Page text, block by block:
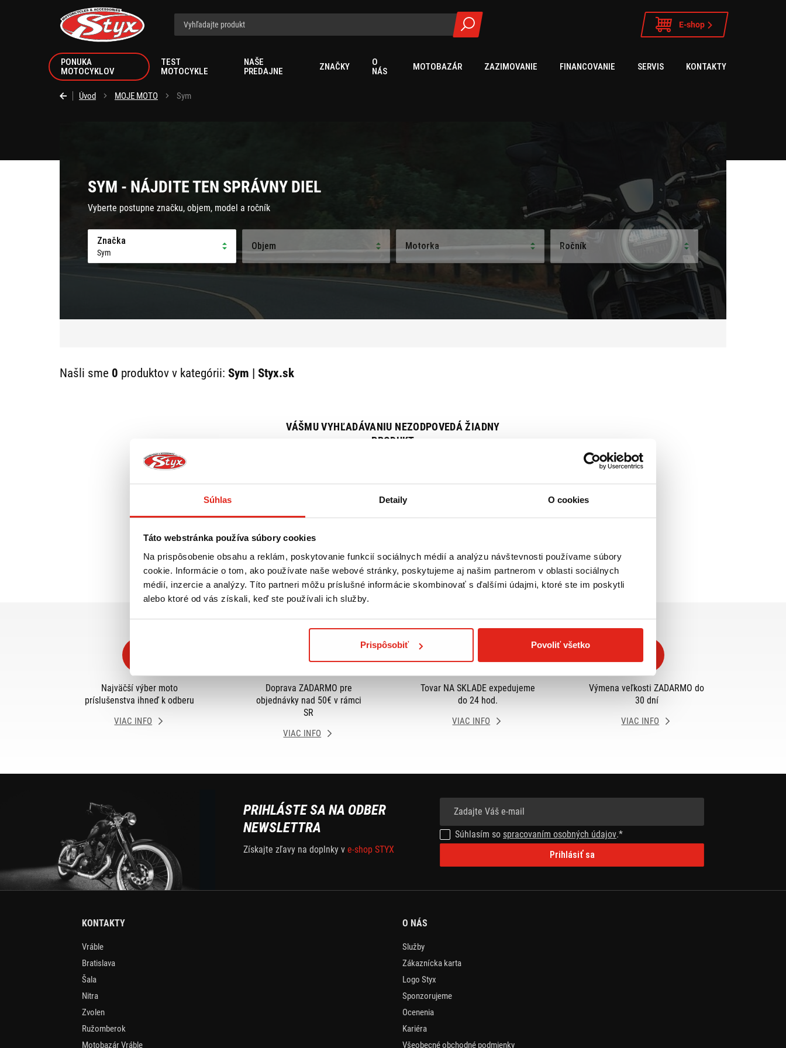
Súhlas Detaily O cookies
Táto webstránka používa súbory cookies
Na prispôsobenie obsahu a reklám, poskytovanie funkcií sociálnych médií a analýzu návštevnosti používame súbory
cookie. Informácie o tom, ako používate naše webové stránky, poskytujeme aj našim partnerom v oblasti sociálnych
médií, inzercie a analýzy. Títo partneri môžu príslušné informácie skombinovať s ďalšími údajmi, ktoré ste im poskytli
alebo ktoré od vás získali, keď ste používali ich služby.
Prispôsobiť Povoliť všetko
Styx.sk
E-shop
PONUKA
MOTOCYKLOV
TEST
MOTOCYKLE
NAŠE
PREDAJNE
ZNAČKY
O
NÁS
MOTOBAZÁR ZAZIMOVANIE FINANCOVANIE SERVIS KONTAKTY
Úvod MOJE MOTO Sym
SYM - NÁJDITE TEN SPRÁVNY DIEL
Vyberte postupne značku, objem, model a ročník
Značka
Sym
Objem Motorka Ročník
Našli sme 0 produktov v kategórii: Sym | Styx.sk
VÁŠMU VYHĽADÁVANIU NEZODPOVEDÁ ŽIADNY
PRODUKT
Najväčší výber moto
príslušenstva ihneď k odberu
VIAC INFO
Doprava ZADARMO pre
objednávky nad 50€ v rámci
SR
VIAC INFO
Tovar NA SKLADE expedujeme
do 24 hod.
VIAC INFO
Výmena veľkosti ZADARMO do
30 dní
VIAC INFO
PRIHLÁSTE SA NA ODBER
NEWSLETTRA
Získajte zľavy na doplnky v e-shop STYX
Súhlasím so spracovaním osobných údajov.*
Prihlásiť sa
KONTAKTY
Vráble
Bratislava
Šala
Nitra
Zvolen
Ružomberok
Motobazár Vráble
O NÁS
Služby
Zákaznícka karta
Logo Styx
Sponzorujeme
Ocenenia
Kariéra
Všeobecné obchodné podmienky